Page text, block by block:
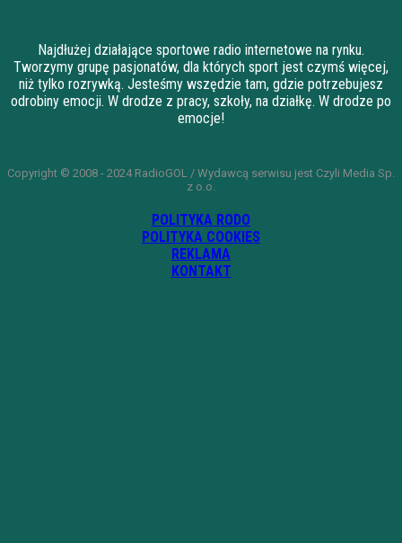
Najdłużej działające sportowe radio internetowe na rynku.
Tworzymy grupę pasjonatów, dla których sport jest czymś więcej,
niż tylko rozrywką. Jesteśmy wszędzie tam, gdzie potrzebujesz
odrobiny emocji. W drodze z pracy, szkoły, na działkę. W drodze po
emocje!
Copyright © 2008 - 2024 RadioGOL / Wydawcą serwisu jest Czyli Media Sp.
z o.o.
POLITYKA RODO
POLITYKA COOKIES
REKLAMA
KONTAKT